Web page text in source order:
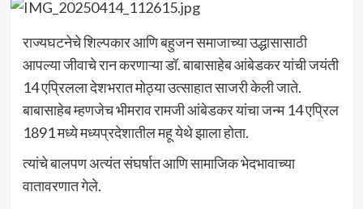
राज्यघटनेचे शिल्पकार आणि बहुजन समाजाच्या उद्धासासाठी
आपल्या जीवाचे रान करणाऱ्या डॉ. बाबासाहेब आंबेडकर यांची जयंती
14 एप्रिलला देशभरात मोठ्या उत्साहात साजरी केली जाते.
बाबासाहेब म्हणजेच भीमराव रामजी आंबेडकर यांचा जन्म 14 एप्रिल
1891 मध्ये मध्यप्रदेशातील महू येथे झाला होता.
त्यांचे बालपण अत्यंत संघर्षात आणि सामाजिक भेदभावाच्या
वातावरणात गेले.